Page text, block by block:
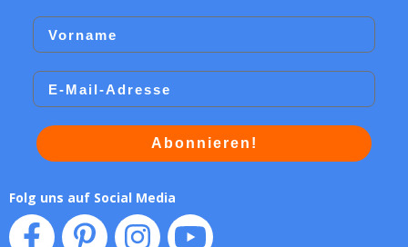
Vorname
Email
Abonnieren!
Folg uns auf Social Media